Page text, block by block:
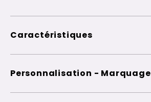
Caractéristiques
Personnalisation - Marquage